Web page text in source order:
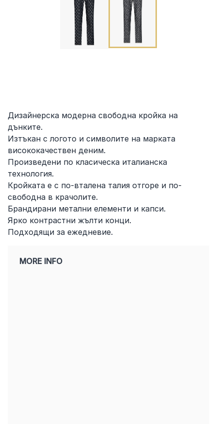
Дизайнерска модерна свободна кройка на
дънките.
Изтъкан с логото и символите на марката
висококачествен деним.
Произведени по класическа италианска
технология.
Кройката е с по-вталена талия отгоре и по-
свободна в крачолите.
Брандирани метални елементи и капси.
Ярко контрастни жълти конци.
Подходящи за ежедневие.
MORE INFO